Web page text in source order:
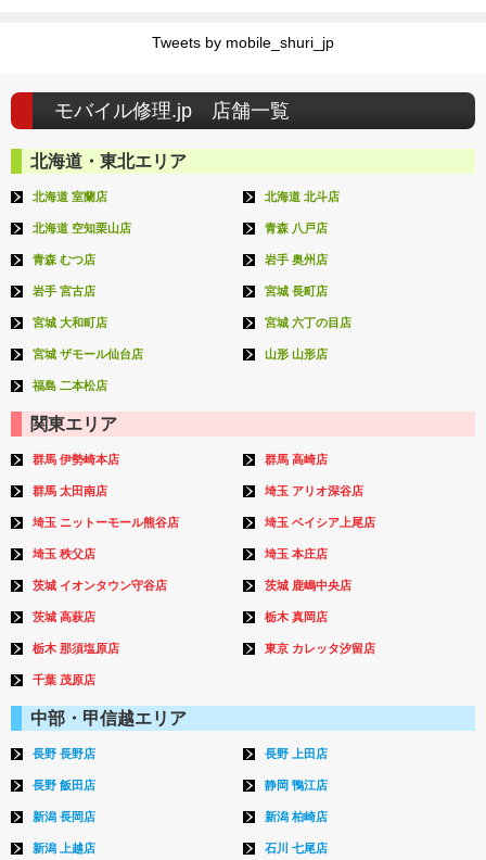
Tweets by mobile_shuri_jp
モバイル修理.jp 店舗一覧
北海道・東北エリア
北海道 室蘭店 北海道 北斗店
北海道 空知栗山店 青森 八戸店
青森 むつ店 岩手 奥州店
岩手 宮古店 宮城 長町店
宮城 大和町店 宮城 六丁の目店
宮城 ザモール仙台店 山形 山形店
福島 二本松店
関東エリア
群馬 伊勢崎本店 群馬 高崎店
群馬 太田南店 埼玉 アリオ深谷店
埼玉 ニットーモール熊谷店 埼玉 ベイシア上尾店
埼玉 秩父店 埼玉 本庄店
茨城 イオンタウン守谷店 茨城 鹿嶋中央店
茨城 高萩店 栃木 真岡店
栃木 那須塩原店 東京 カレッタ汐留店
千葉 茂原店
中部・甲信越エリア
長野 長野店 長野 上田店
長野 飯田店 静岡 鴨江店
新潟 長岡店 新潟 柏崎店
新潟 上越店 石川 七尾店